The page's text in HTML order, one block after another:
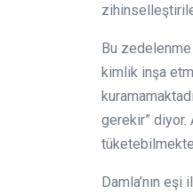
Bu
kimlik inşa
gerekir” diyor.
Damla’nın